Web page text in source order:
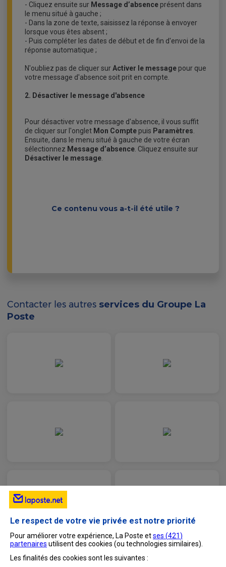
- Cliquez ensuite sur Message d’absence présent dans
le menu situé à gauche ;
- Dans la zone de texte, saisissez la réponse à envoyer
lorsque vous êtes absent ;
- Puis compléter les dates de début et de fin d'envoi de la
réponse automatique ;
N'oubliez pas de cliquer surActiver le message pour que
votre message d'absence soit prit en compte.
2. Désactiver le message d'absence
Pour désactiver votre message d'absence, il vous suffit
de cliquer sur l'onglet Mon Compte puis Paramètres
Ensuite, dans le menu situé à gauche de votre écran
sélectionnez Message d’absence . Cliquez ensuite sur
Désactiver le message
Ce contenu vous a-t-il été utile ?
Contacter les autres services du Groupe La
Poste
Le respect de votre vie privée est notre priorité
Pour améliorer votre expérience, La Poste etses (421)
partenaires utilisent des cookies (ou technologies similaires).
Les finalités des cookies sont les suivantes :